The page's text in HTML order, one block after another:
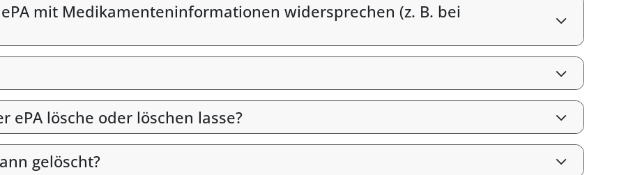
mit Medikamenteninformationen widersprechen (z. B. bei
ePA lösche oder löschen lasse?
gelöscht?